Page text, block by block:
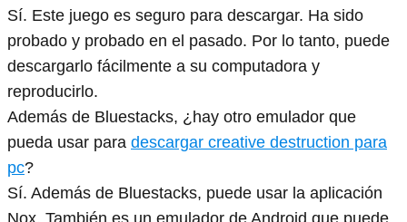
Sí. Este juego es seguro para descargar. Ha sido
probado y probado en el pasado. Por lo tanto, puede
descargarlo fácilmente a su computadora y
reproducirlo.
Además de Bluestacks, ¿hay otro emulador que
pueda usar para descargar creative destruction para
pc?
Sí. Además de Bluestacks, puede usar la aplicación
Nox. También es un emulador de Android que puede